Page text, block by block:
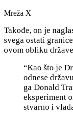
Mreža X
Takođe, on je
svega ostati
ovom obliku
“Kao što je
odnese
ga Donald
eksperiment
stvarno i